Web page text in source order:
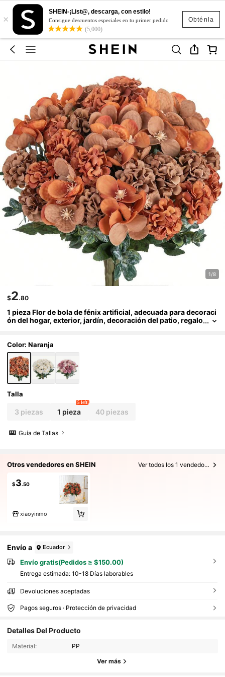
Obténla
×
SHEIN-¡List@, descarga, con estilo!
Consigue descuentos especiales en tu primer pedido
(5,000)
1/8
$2.80
1 pieza Flor de bola de fénix artificial, adecuada para decoraci
ón del hogar, exterior, jardín, decoración del patio, regalo
Color: Naranja
Talla
3 piezas 1 pieza
5 left
40 piezas
Guía de Tallas
Otros vendedores en SHEIN Ver todos los 1 vendedores
$3.50
xiaoyinmo
Envío a Ecuador
Envío gratis(Pedidos ≥ $150.00)
Entrega estimada: 10-18 Días laborables
Devoluciones aceptadas
Pagos seguros · Protección de privacidad
Detalles Del Producto
Material: PP
Ver más
4.84 403 Seguidores
403 Seguidores
403 Seguidores